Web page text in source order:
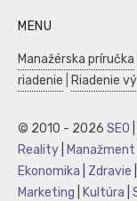
MENU
Manažérska príručka
riadenie
Riadenie
© 2010 - 2026 SEO
Reality
Manažment
Ekonomika
Zdravie
Marketing
Kultúra